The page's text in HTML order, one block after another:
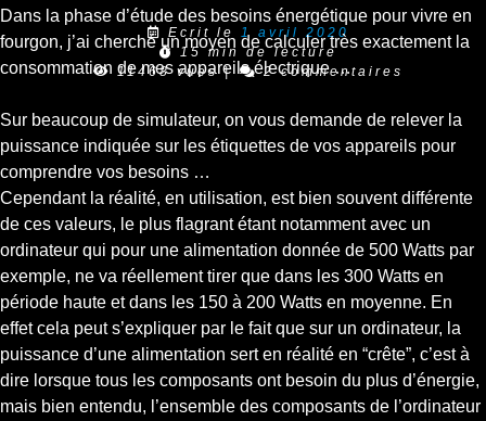
Ecrit le 1 avril 2020
15 min de lecture
11468 vues | 2 commentaires
Dans la phase d’étude des besoins énergétique pour vivre en
fourgon, j’ai cherché un moyen de calculer très exactement la
consommation de mes appareils électrique …
Sur beaucoup de simulateur, on vous demande de relever la
puissance indiquée sur les étiquettes de vos appareils pour
comprendre vos besoins …
Cependant la réalité, en utilisation, est bien souvent différente
de ces valeurs, le plus flagrant étant notamment avec un
ordinateur qui pour une alimentation donnée de 500 Watts par
exemple, ne va réellement tirer que dans les 300 Watts en
période haute et dans les 150 à 200 Watts en moyenne. En
effet cela peut s’expliquer par le fait que sur un ordinateur, la
puissance d’une alimentation sert en réalité en “crête”, c’est à
dire lorsque tous les composants ont besoin du plus d’énergie,
mais bien entendu, l’ensemble des composants de l’ordinateur